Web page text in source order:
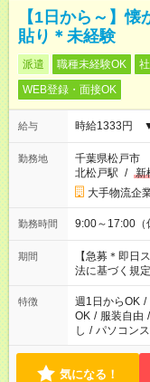
【1日から～】
貼り＊未経験
派遣 職種未経験OK
WEB登録・面接OK
給与 時給1333円 ▼
勤務地
千葉県松戸市
北松戸駅 / 新
大手物流企
勤務時間 9:00～17:00（
期間
【急募＊即日
法に基づく規定
特徴 週1日からOK /
OK / 服装自由 /
し / パソコン
気になる！